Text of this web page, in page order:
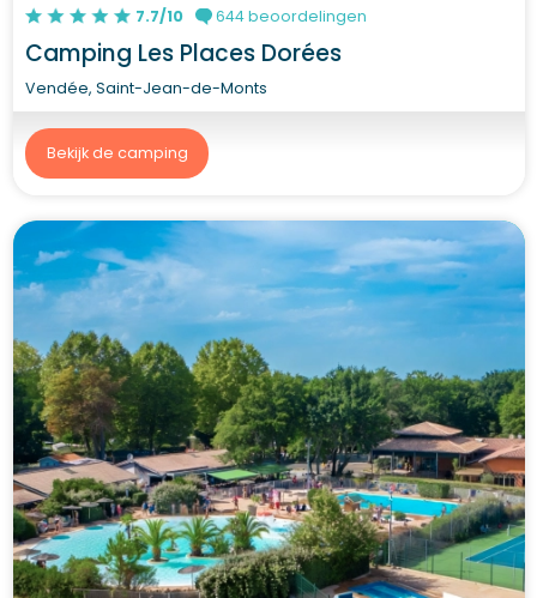
7.7/10 644 beoordelingen
Camping Les Places Dorées
Vendée, Saint-Jean-de-Monts
Bekijk de camping